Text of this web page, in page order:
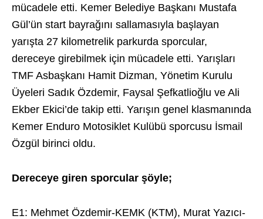
mücadele etti. Kemer Belediye Başkanı Mustafa
Gül’ün start bayrağını sallamasıyla başlayan
yarışta 27 kilometrelik parkurda sporcular,
dereceye girebilmek için mücadele etti. Yarışları
TMF Asbaşkanı Hamit Dizman, Yönetim Kurulu
Üyeleri Sadık Özdemir, Faysal Şefkatlioğlu ve Ali
Ekber Ekici’de takip etti. Yarışın genel klasmanında
Kemer Enduro Motosiklet Kulübü sporcusu İsmail
Özgül birinci oldu.
Dereceye giren sporcular şöyle;
E1: Mehmet Özdemir-KEMK (KTM), Murat Yazıcı-